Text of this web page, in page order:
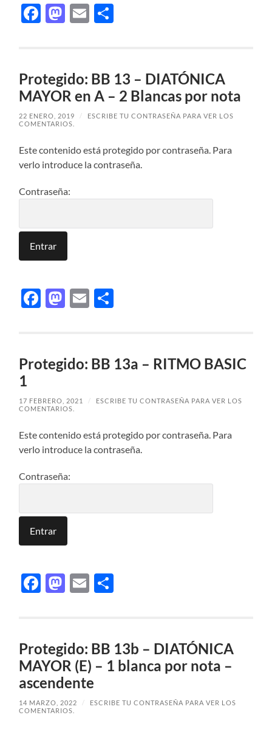
Facebook
Mastodon
Email
Protegido: BB 13 – DIATÓNICA
MAYOR en A – 2 Blancas por nota
22 ENERO, 2019 /
ESCRIBE TU CONTRASEÑA PARA VER LOS
COMENTARIOS.
Este contenido está protegido por contraseña. Para
verlo introduce la contraseña.
Contraseña:
Facebook
Mastodon
Email
Protegido: BB 13a – RITMO BASIC
1
17 FEBRERO, 2021 /
ESCRIBE TU CONTRASEÑA PARA VER LOS
COMENTARIOS.
Este contenido está protegido por contraseña. Para
verlo introduce la contraseña.
Contraseña:
Facebook
Mastodon
Email
Protegido: BB 13b – DIATÓNICA
MAYOR (E) – 1 blanca por nota –
ascendente
14 MARZO, 2022 /
ESCRIBE TU CONTRASEÑA PARA VER LOS
COMENTARIOS.